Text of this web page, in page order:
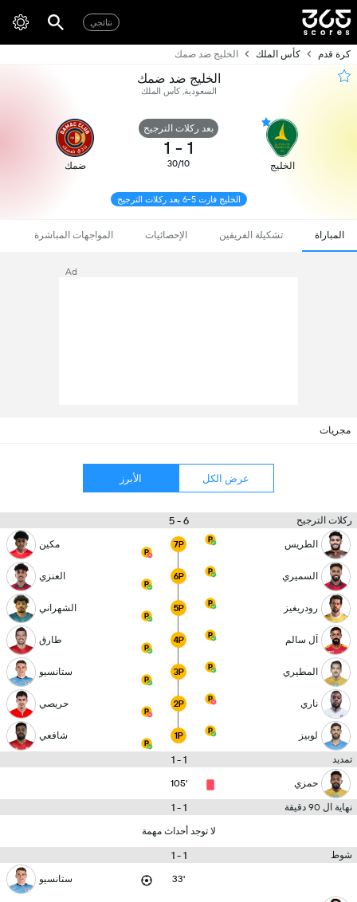
نتائجي
كرة قدم كأس الملك الخليج ضد ضمك
الخليج ضد ضمك
السعودية, كأس الملك
الخليج
بعد ركلات الترجيح
1
-
1
30/10 ضمك
الخليج فازت 5-6 بعد ركلات الترجيح
المباراة تشكيلة الفريقين الإحصائيات المواجهات المباشرة
Ad
مجريات
عرض الكل الأبرز
ركلات الترجيح 6 - 5
الطريس 7P مكين
السميري 6P العنزي
رودريغيز 5P الشهراني
آل سالم 4P طارق
المطيري 3P ستانسيو
ناري 2P حريصي
لوبيز 1P شافعي
تمديد 1 - 1
حمزي 105'
نهاية ال 90 دقيقة 1 - 1
لا توجد أحداث مهمة
شوط 1 - 1
33' ستانسيو